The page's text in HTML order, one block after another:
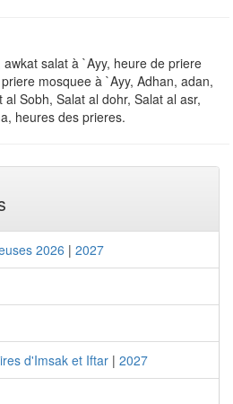
salat à `Ayy, heure de priere
mosquee à `Ayy, Adhan, adan,
Sobh, Salat al dohr, Salat al asr,
heures des prieres.
2026 | 2027
d'Imsak et Iftar | 2027